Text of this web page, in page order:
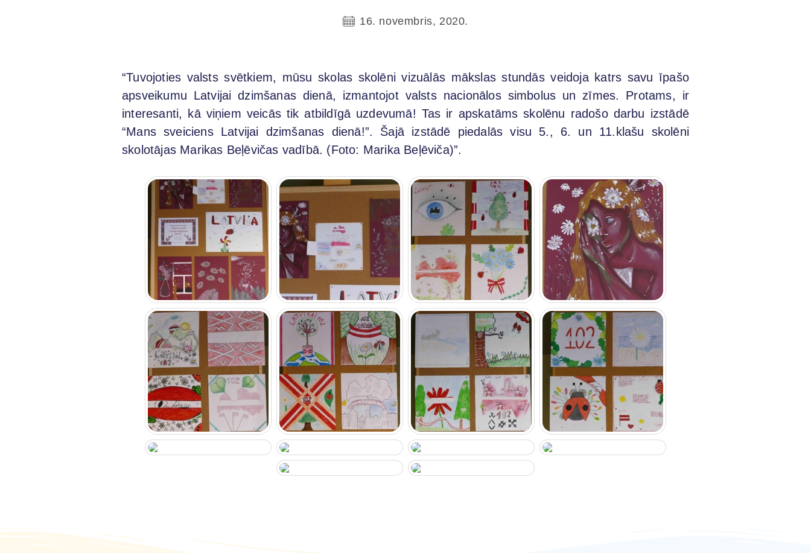
16. novembris, 2020.
“Tuvojoties valsts svētkiem, mūsu skolas skolēni vizuālās mākslas stundās veidoja katrs savu īpašo
apsveikumu Latvijai dzimšanas dienā, izmantojot valsts nacionālos simbolus un zīmes. Protams, ir
interesanti, kā viņiem veicās tik atbildīgā uzdevumā! Tas ir apskatāms skolēnu radošo darbu izstādē
“Mans sveiciens Latvijai dzimšanas dienā!”. Šajā izstādē piedalās visu 5., 6. un 11.klašu skolēni
skolotājas Marikas Beļēvičas vadībā. (Foto: Marika Beļēviča)”.